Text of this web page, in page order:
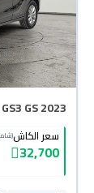
GS 2023
سعر الكاش
32,700